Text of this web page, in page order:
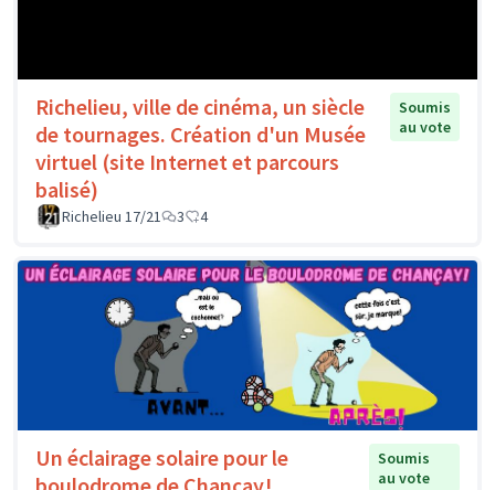
Richelieu, ville de cinéma, un siècle
de tournages. Création d'un Musée
virtuel (site Internet et parcours
balisé)
Soumis
au vote
Richelieu 17/21 3 4
Un éclairage solaire pour le
Soumis
au vote